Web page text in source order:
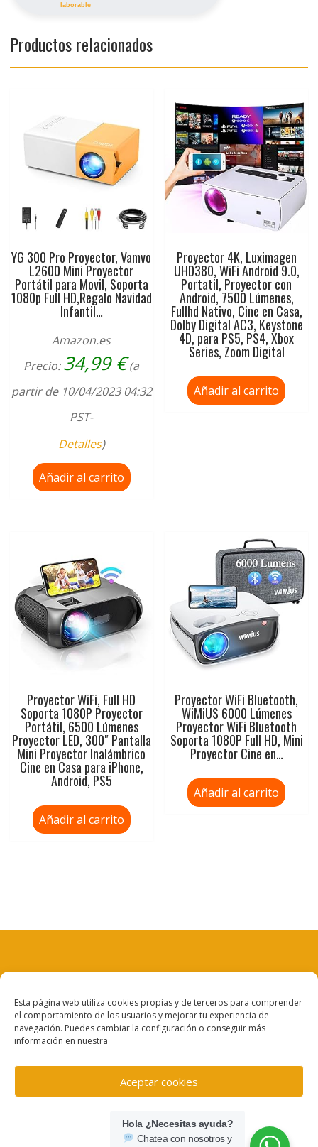
Esta página web utiliza cookies propias y de terceros para comprender
el comportamiento de los usuarios y mejorar tu experiencia de
navegación. Puedes cambiar la configuración o conseguir más
información en nuestra
Aceptar cookies
laborable
Productos relacionados
YG 300 Pro Proyector, Vamvo
L2600 Mini Proyector
Portátil para Movil, Soporta
1080p Full HD,Regalo Navidad
Infantil…
Amazon.es
Precio:34,99€ (a
partir de 10/04/2023 04:32
PST-
Detalles)
Añadir al carrito
Proyector 4K, Luximagen
UHD380, WiFi Android 9.0,
Portatil, Proyector con
Android, 7500 Lúmenes,
Fullhd Nativo, Cine en Casa,
Dolby Digital AC3, Keystone
4D, para PS5, PS4, Xbox
Series, Zoom Digital
Añadir al carrito
Proyector WiFi, Full HD
Soporta 1080P Proyector
Portátil, 6500 Lúmenes
Proyector LED, 300″ Pantalla
Mini Proyector Inalámbrico
Cine en Casa para iPhone,
Android, PS5
Añadir al carrito
Proyector WiFi Bluetooth,
WiMiUS 6000 Lúmenes
Proyector WiFi Bluetooth
Soporta 1080P Full HD, Mini
Proyector Cine en…
Añadir al carrito
Política de privacidad
Política de cookies
Hola ¿Necesitas ayuda?
Chatea con nosotros y